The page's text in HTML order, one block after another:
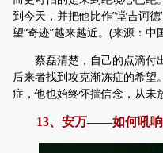
到今天，并把他比作”堂吉诃
望“奇迹”越来越近。(来源：中
蔡磊清楚，自己的点滴付
后来者找到攻克渐冻症的希望
症，他也始终怀揣信念，从未
13、安万——如何吼响